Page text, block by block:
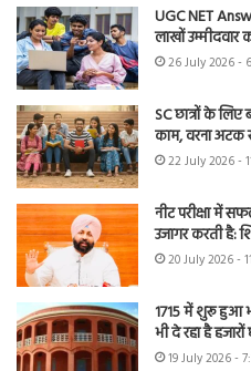
UGC NET
लाखों उम्मीदवार
26 July 2026 -
SC छात्रों के
काम, वरना
22 July 2026 -
नीट परीक्षा में
उजागर करती है:
20 July 2026 -
1715 में शुरू हुआ
भी दे रहा है हजारों
19 July 2026 -